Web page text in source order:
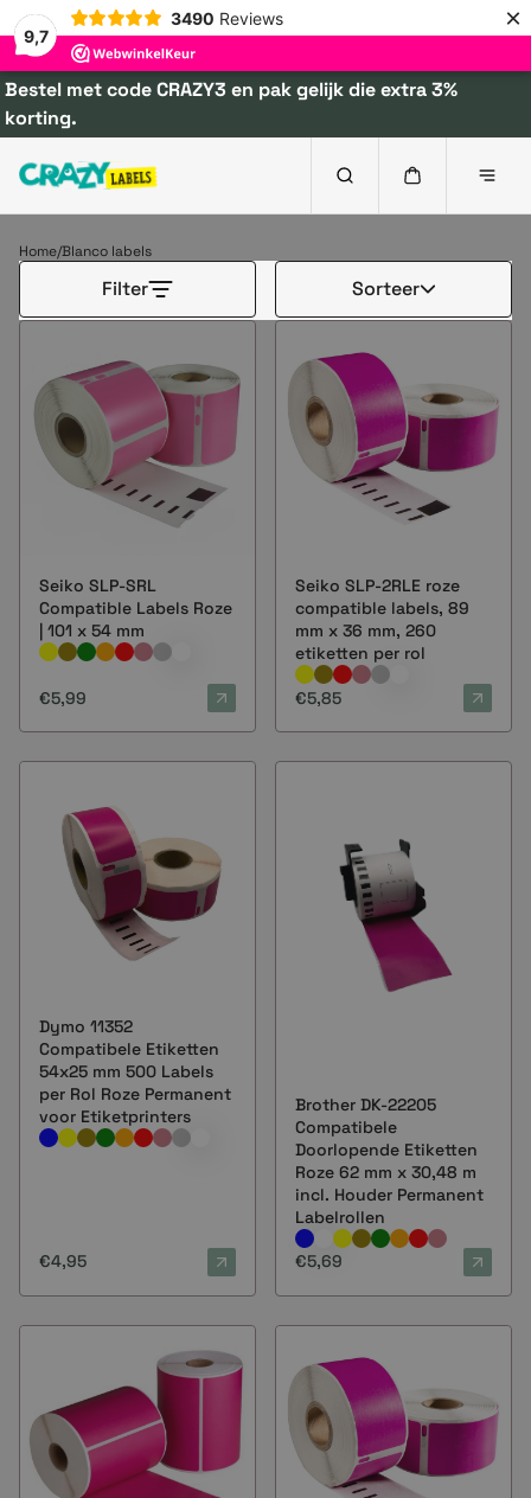
9,7
3490 Reviews ×
Bestel met code CRAZY3 en pak gelijk die extra 3%
korting.
Blanco labels
Home Blanco labels
Filter Sorteer
Seiko SLP-SRL
Compatible Labels Roze
| 101 x 54 mm
€5,99
Seiko SLP-2RLE roze
compatible labels, 89
mm x 36 mm, 260
etiketten per rol
€5,85
Dymo 11352
Compatibele Etiketten
54x25 mm 500 Labels
per Rol Roze Permanent
voor Etiketprinters
€4,95
Brother DK-22205
Compatibele
Doorlopende Etiketten
Roze 62 mm x 30,48 m
incl. Houder Permanent
Labelrollen
€5,69